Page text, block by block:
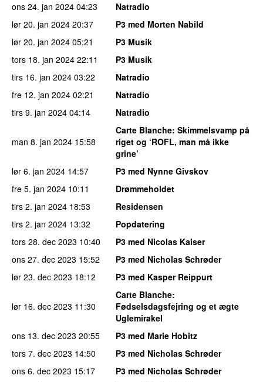
ons 24. jan 2024 04:23
Natradio
lør 20. jan 2024 20:37
P3 med Morten Nabild
lør 20. jan 2024 05:21
P3 Musik
tors 18. jan 2024 22:11
P3 Musik
tirs 16. jan 2024 03:22
Natradio
fre 12. jan 2024 02:21
Natradio
tirs 9. jan 2024 04:14 Natradio
man 8. jan 2024 15:58
Carte Blanche: Skimmelsvamp på
riget og ‘ROFL, man må ikke
grine’
lør 6. jan 2024 14:57
P3 med Nynne Givskov
fre 5. jan 2024 10:11
Drømmeholdet
tirs 2. jan 2024 18:53
Residensen
tirs 2. jan 2024 13:32
Popdatering
tors 28. dec 2023 10:40
P3 med Nicolas Kaiser
ons 27. dec 2023 15:52
P3 med Nicholas Schrøder
lør 23. dec 2023 18:12 P3 med Kasper Reippurt
lør 16. dec 2023 11:30
Carte Blanche:
Fødselsdagsfejring og et ægte
Uglemirakel
ons 13. dec 2023 20:55
P3 med Marie Hobitz
tors 7. dec 2023 14:50
P3 med Nicholas Schrøder
ons 6. dec 2023 15:17
P3 med Nicholas Schrøder